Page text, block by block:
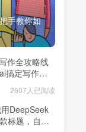
手教你如
作全攻略线
搞定写作，
2607人已阅读
DeepSeek
标题，自动